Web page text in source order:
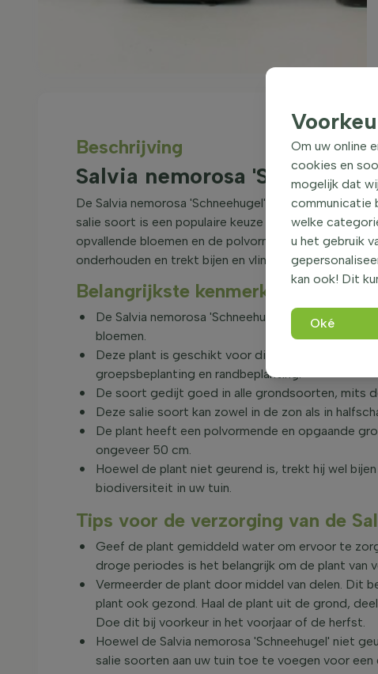
Beschrijving
Salvia nemorosa
De Salvia nemorosa 'Schneehugel' is een prachtige,
salie soort is een populaire keuze voor borders,
opvallende bloemen en de polvormende en
onderhouden en trekt bijen en vlinders aan, wat
Belangrijkste kenmerken van de
De Salvia nemorosa 'Schneehugel' bloeit van
bloemen.
Deze plant is geschikt voor diverse
groepsbeplanting en randbeplanting.
De soort gedijt goed in alle grondsoorten, mits
Deze salie soort kan zowel in de zon als in
De plant heeft een polvormende en opgaande
ongeveer 50 cm.
Hoewel de plant niet geurend is, trekt hij wel
biodiversiteit in uw tuin.
Tips voor de verzorging van de
Geef de plant gemiddeld water om ervoor te
droge periodes is het belangrijk om de plant van
Vermeerder de plant door middel van delen. Dit
plant ook gezond. Haal de plant uit de grond,
Doe dit bij voorkeur in het voorjaar of de herfst.
Hoewel de Salvia nemorosa 'Schneehugel' niet
salie soorten aan uw tuin toe te voegen voor een
Om uw online
cookies en
mogelijk dat
communicatie
welke
u het gebruik
kan ook! Dit
Oké